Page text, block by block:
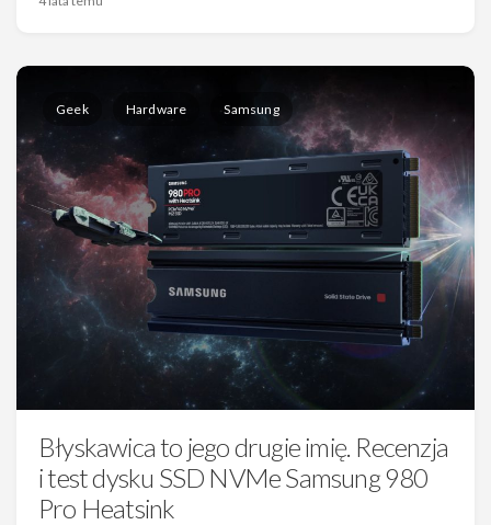
Geek Hardware Samsung
Błyskawica to jego drugie imię. Recenzja
i test dysku SSD NVMe Samsung 980
Pro Heatsink